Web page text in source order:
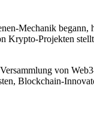
Mechanik begann,
Projekten
von
Blockchain-